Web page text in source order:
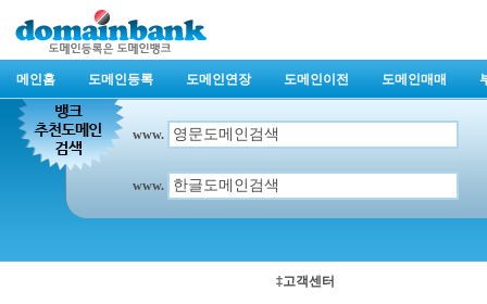
메인홈 도메인등록 도메인연장 도메인이전 도메인매매
www.
www.
‡고객센터